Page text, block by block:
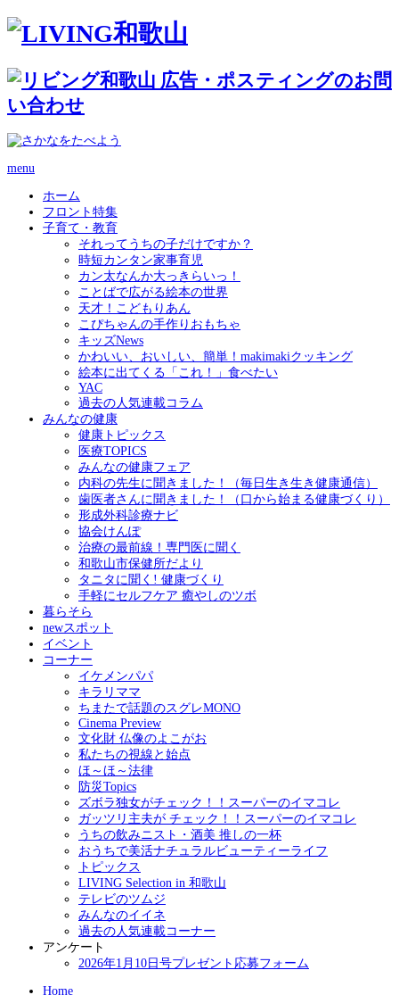
menu
ホーム
フロント特集
子育て・教育
それってうちの子だけですか？
時短カンタン家事育児
カン太なんか大っきらいっ！
ことばで広がる絵本の世界
天才！こどもりあん
こぴちゃんの手作りおもちゃ
キッズNews
かわいい、おいしい、簡単！makimakiクッキング
絵本に出てくる「これ！」食べたい
YAC
過去の人気連載コラム
みんなの健康
健康トピックス
医療TOPICS
みんなの健康フェア
内科の先生に聞きました！（毎日生き生き健康通信）
歯医者さんに聞きました！（口から始まる健康づくり）
形成外科診療ナビ
協会けんぽ
治療の最前線！専門医に聞く
和歌山市保健所だより
タニタに聞く! 健康づくり
手軽にセルフケア 癒やしのツボ
暮らそら
newスポット
イベント
コーナー
イケメンパパ
キラリママ
ちまたで話題のスグレMONO
Cinema Preview
文化財 仏像のよこがお
私たちの視線と始点
ほ～ほ～法律
防災Topics
ズボラ独女がチェック！！スーパーのイマコレ
ガッツリ主夫が チェック！！スーパーのイマコレ
うちの飲みニスト・酒美 推しの一杯
おうちで美活ナチュラルビューティーライフ
トピックス
LIVING Selection in 和歌山
テレビのツムジ
みんなのイイネ
過去の人気連載コーナー
アンケート
2026年1月10日号プレゼント応募フォーム
Home